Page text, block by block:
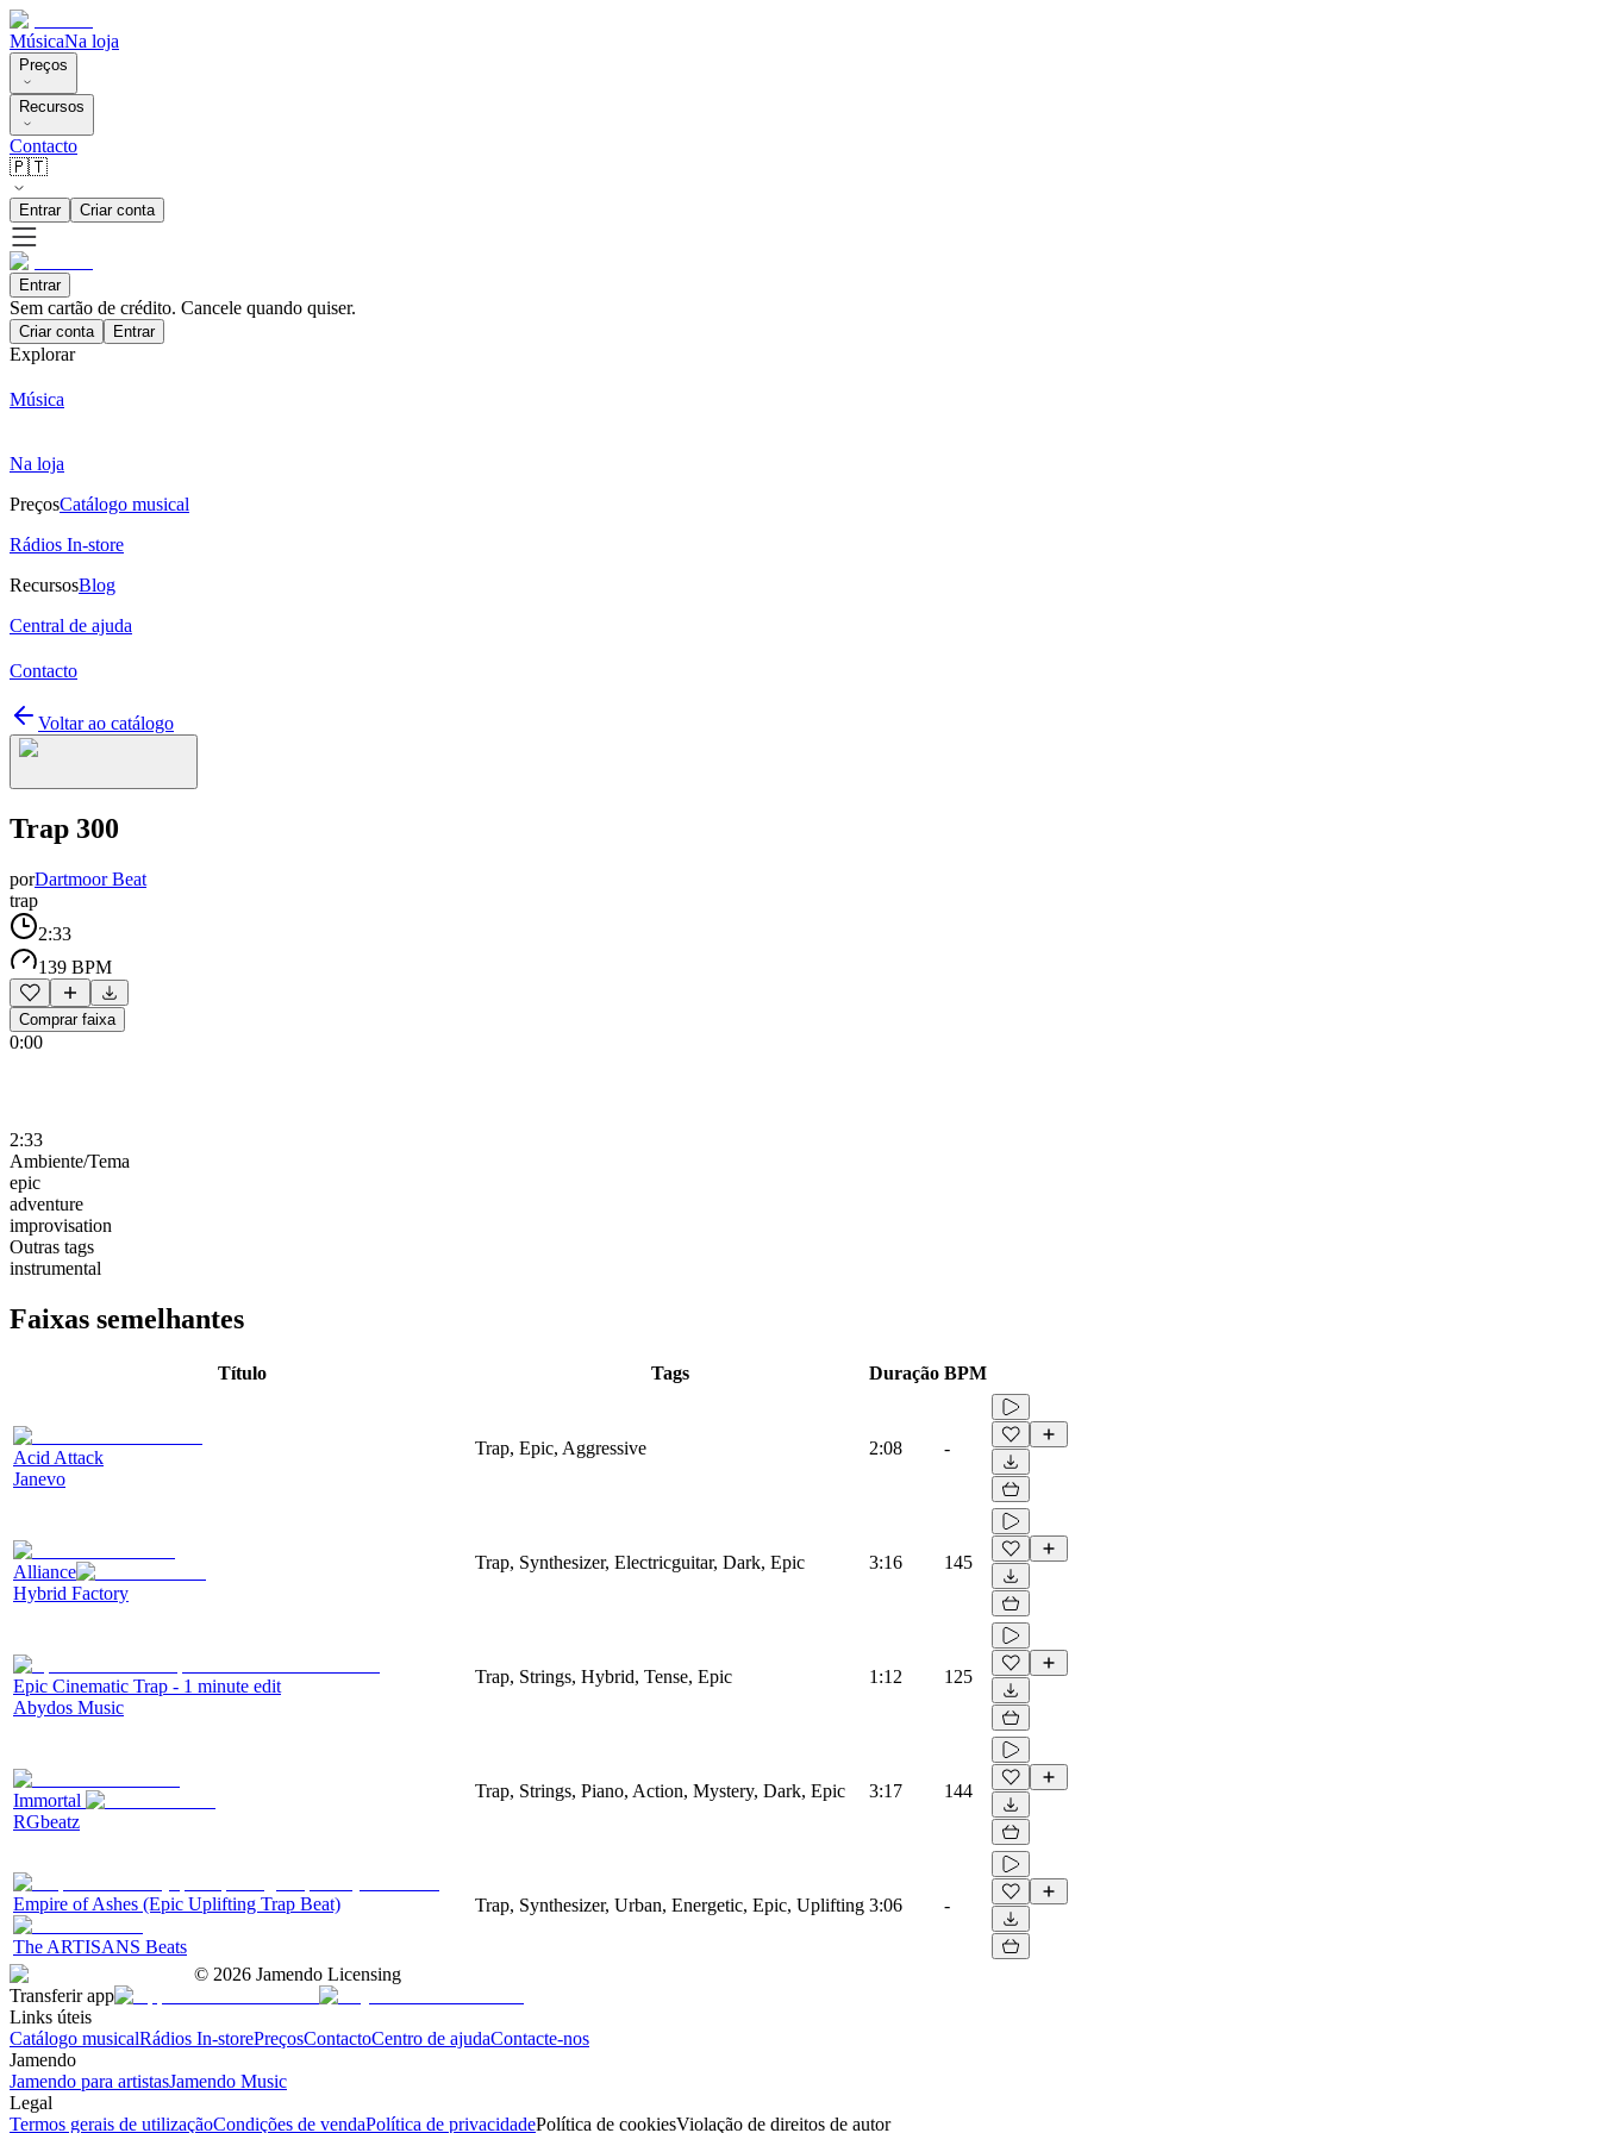
MúsicaNa loja
Preços
Recursos
Contacto
🇵🇹
Entrar Criar conta
Entrar
Sem cartão de crédito. Cancele quando quiser.
Criar conta Entrar
Explorar
Música
Na loja
PreçosCatálogo musical
Rádios In-store
RecursosBlog
Central de ajuda
Contacto
Voltar ao catálogo
Trap 300
porDartmoor Beat
trap
2:33
139 BPM
Comprar faixa
0:00
2:33
Ambiente/Tema
epic
adventure
improvisation
Outras tags
instrumental
Faixas semelhantes
Título Tags Duração BPM
Acid Attack
Janevo
Trap, Epic, Aggressive 2:08 -
Alliance
Hybrid Factory
Trap, Synthesizer, Electricguitar, Dark, Epic 3:16 145
Epic Cinematic Trap - 1 minute edit
Abydos Music
Trap, Strings, Hybrid, Tense, Epic 1:12 125
Immortal
RGbeatz
Trap, Strings, Piano, Action, Mystery, Dark, Epic 3:17 144
Empire of Ashes (Epic Uplifting Trap Beat)
The ARTISANS Beats
Trap, Synthesizer, Urban, Energetic, Epic, Uplifting 3:06 -
© 2026 Jamendo Licensing
Transferir app
Links úteis
Catálogo musicalRádios In-storePreçosContactoCentro de ajudaContacte-nos
Jamendo
Jamendo para artistasJamendo Music
Legal
Termos gerais de utilizaçãoCondições de vendaPolítica de privacidadePolítica de cookiesViolação de direitos de autor